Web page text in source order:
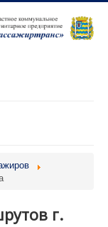
г.